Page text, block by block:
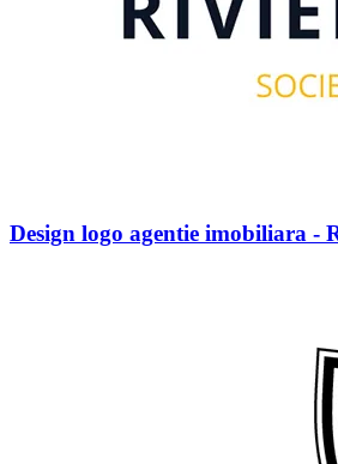
Design logo agentie imobiliara -